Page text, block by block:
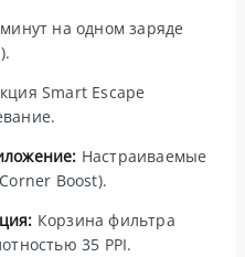
на одном заряде
Smart Escape
Настраиваемые
Boost).
Корзина фильтра
35 PPI.